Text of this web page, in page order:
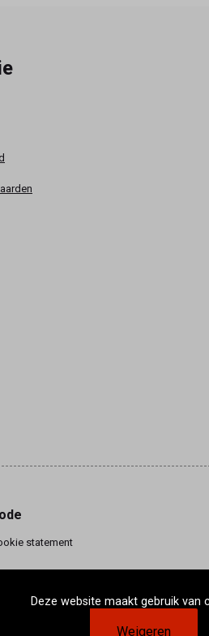
statement
Deze website maakt gebruik van
Weigeren